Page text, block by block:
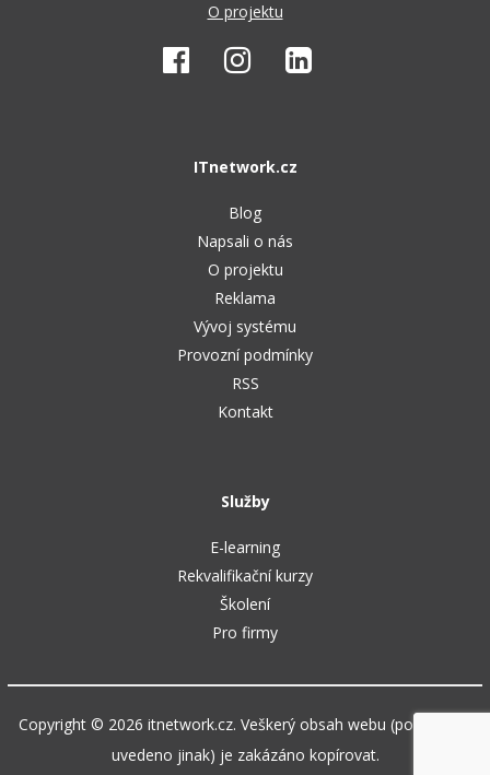
O projektu
ITnetwork.cz
Blog
Napsali o nás
O projektu
Reklama
Vývoj systému
Provozní podmínky
RSS
Kontakt
Služby
E-learning
Rekvalifikační kurzy
Školení
Pro firmy
Copyright © 2026 itnetwork.cz. Veškerý obsah webu (pokud není
uvedeno jinak) je zakázáno kopírovat.